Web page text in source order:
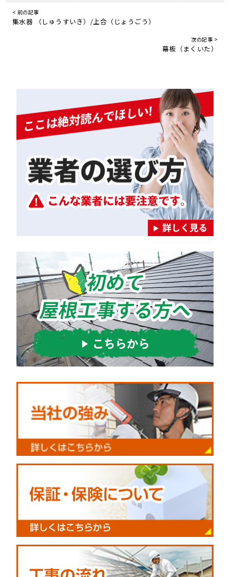
< 前の記事
集水器 （しゅうすいき）/上合（じょうごう）
次の記事 >
幕板（まくいた）